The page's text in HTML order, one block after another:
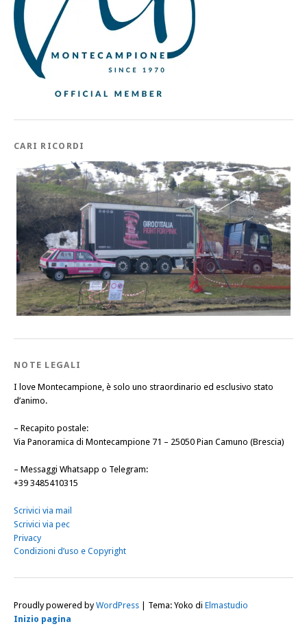
CARI RICORDI
NOTE LEGALI
I love Montecampione, è solo uno straordinario ed esclusivo stato
d’animo.
– Recapito postale:
Via Panoramica di Montecampione 71 – 25050 Pian Camuno (Brescia)
– Messaggi Whatsapp o Telegram:
+39 3485410315
Scrivici via mail
Scrivici via pec
Privacy
Condizioni d’uso e Copyright
Proudly powered by WordPress Tema: Yoko di Elmastudio
Inizio pagina